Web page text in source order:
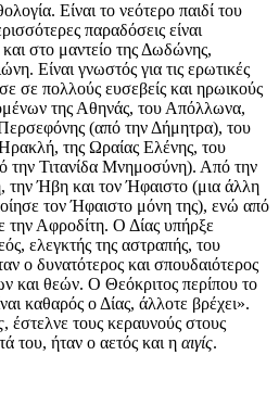
Είναι το νεότερο παιδί του
παραδόσεις είναι
στο μαντείο της Δωδώνης,
Είναι γνωστός για τις ερωτικές
σε πολλούς ευσεβείς και ηρωικούς
της Αθηνάς, του Απόλλωνα,
(από την Δήμητρα), του
της Ωραίας Ελένης, του
Τιτανίδα Μνημοσύνη). Από την
την Ήβη και τον Ήφαιστο (μια άλλη
τον Ήφαιστο μόνη της), ενώ από
την Αφροδίτη. Ο Δίας υπήρξε
ελεγκτής της αστραπής, του
ο δυνατότερος και σπουδαιότερος
και θεών. Ο Θεόκριτος περίπου το
καθαρός ο Δίας, άλλοτε βρέχει».
, έστελνε τους κεραυνούς στους
του, ήταν ο αετός και η αιγίς.